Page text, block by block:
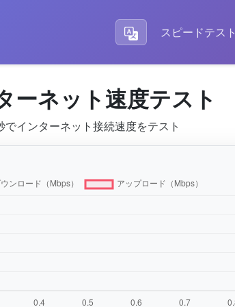
スピードテス
ーネット速度テスト
でインターネット接続速度をテスト